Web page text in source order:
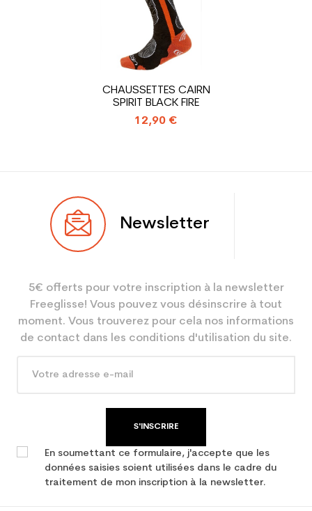
1.31
adulte loisir
CHAUSSETTES CAIRN
SPIRIT BLACK FIRE
12,90 €
Newsletter
5€ offerts pour votre inscription à la newsletter
Freeglisse! Vous pouvez vous désinscrire à tout
moment. Vous trouverez pour cela nos informations
de contact dans les conditions d'utilisation du site.
S'INSCRIRE
En soumettant ce formulaire, j'accepte que les
données saisies soient utilisées dans le cadre du
traitement de mon inscription à la newsletter.